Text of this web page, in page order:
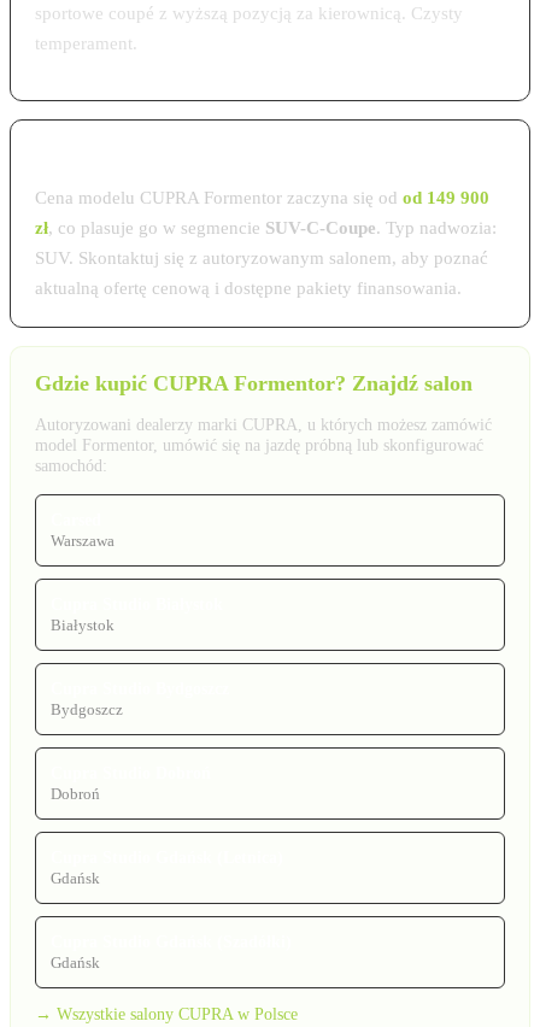
sportowe coupé z wyższą pozycją za kierownicą. Czysty
temperament.
Cena modelu CUPRA Formentor zaczyna się od od 149 900
zł, co plasuje go w segmencie SUV-C-Coupe. Typ nadwozia:
SUV. Skontaktuj się z autoryzowanym salonem, aby poznać
aktualną ofertę cenową i dostępne pakiety finansowania.
Gdzie kupić CUPRA Formentor? Znajdź salon
Autoryzowani dealerzy marki CUPRA, u których możesz zamówić
model Formentor, umówić się na jazdę próbną lub skonfigurować
samochód:
Warszawa
Białystok
Bydgoszcz
Dobroń
Gdańsk
Gdańsk
→ Wszystkie salony CUPRA w Polsce